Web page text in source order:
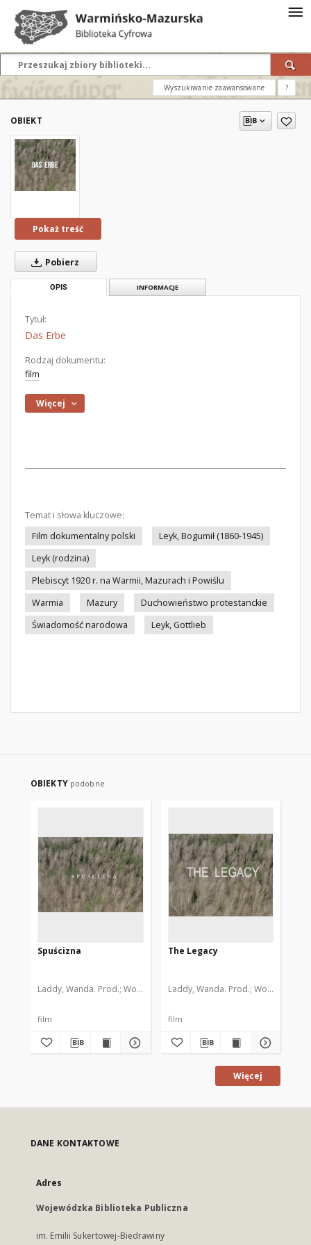
Wyszukiwanie zaawansowane ?
OBIEKT
Pokaż treść
Pobierz
OPIS INFORMACJE
Tytuł:
Das Erbe
Rodzaj dokumentu:
film
Więcej
Temat i słowa kluczowe:
Film dokumentalny polski
Leyk, Bogumił (1860-1945)
Leyk (rodzina)
Plebiscyt 1920 r. na Warmii, Mazurach i Powiślu
Warmia
Mazury
Duchowieństwo protestanckie
Świadomość narodowa
Leyk, Gottlieb
OBIEKTY podobne
Spuścizna
Laddy, Wanda. Prod. Wojnach, Andrzej. Scen. Błaszczok, Adam. Scen.
film
The Legacy
Laddy, Wanda. Prod. Wojnach,
film
Więcej
DANE KONTAKTOWE
Adres
Wojewódzka Biblioteka Publiczna
im. Emilii Sukertowej-Biedrawiny